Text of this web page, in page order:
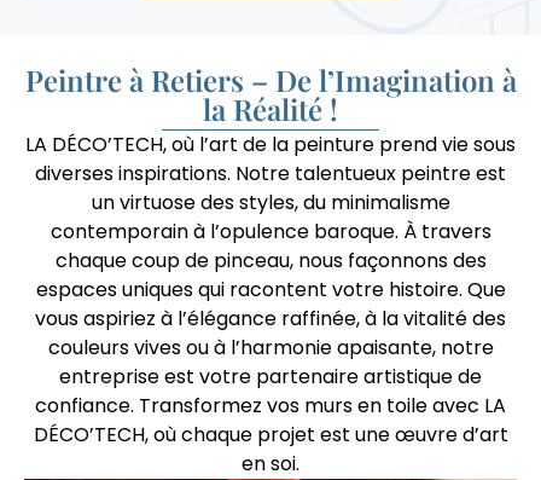
Peintre à Retiers – De l’Imagination à
la Réalité !
LA DÉCO’TECH, où l’art de la peinture prend vie sous
diverses inspirations. Notre talentueux peintre est
un virtuose des styles, du minimalisme
contemporain à l’opulence baroque. À travers
chaque coup de pinceau, nous façonnons des
espaces uniques qui racontent votre histoire. Que
vous aspiriez à l’élégance raffinée, à la vitalité des
couleurs vives ou à l’harmonie apaisante, notre
entreprise est votre partenaire artistique de
confiance. Transformez vos murs en toile avec LA
DÉCO’TECH, où chaque projet est une œuvre d’art
en soi.